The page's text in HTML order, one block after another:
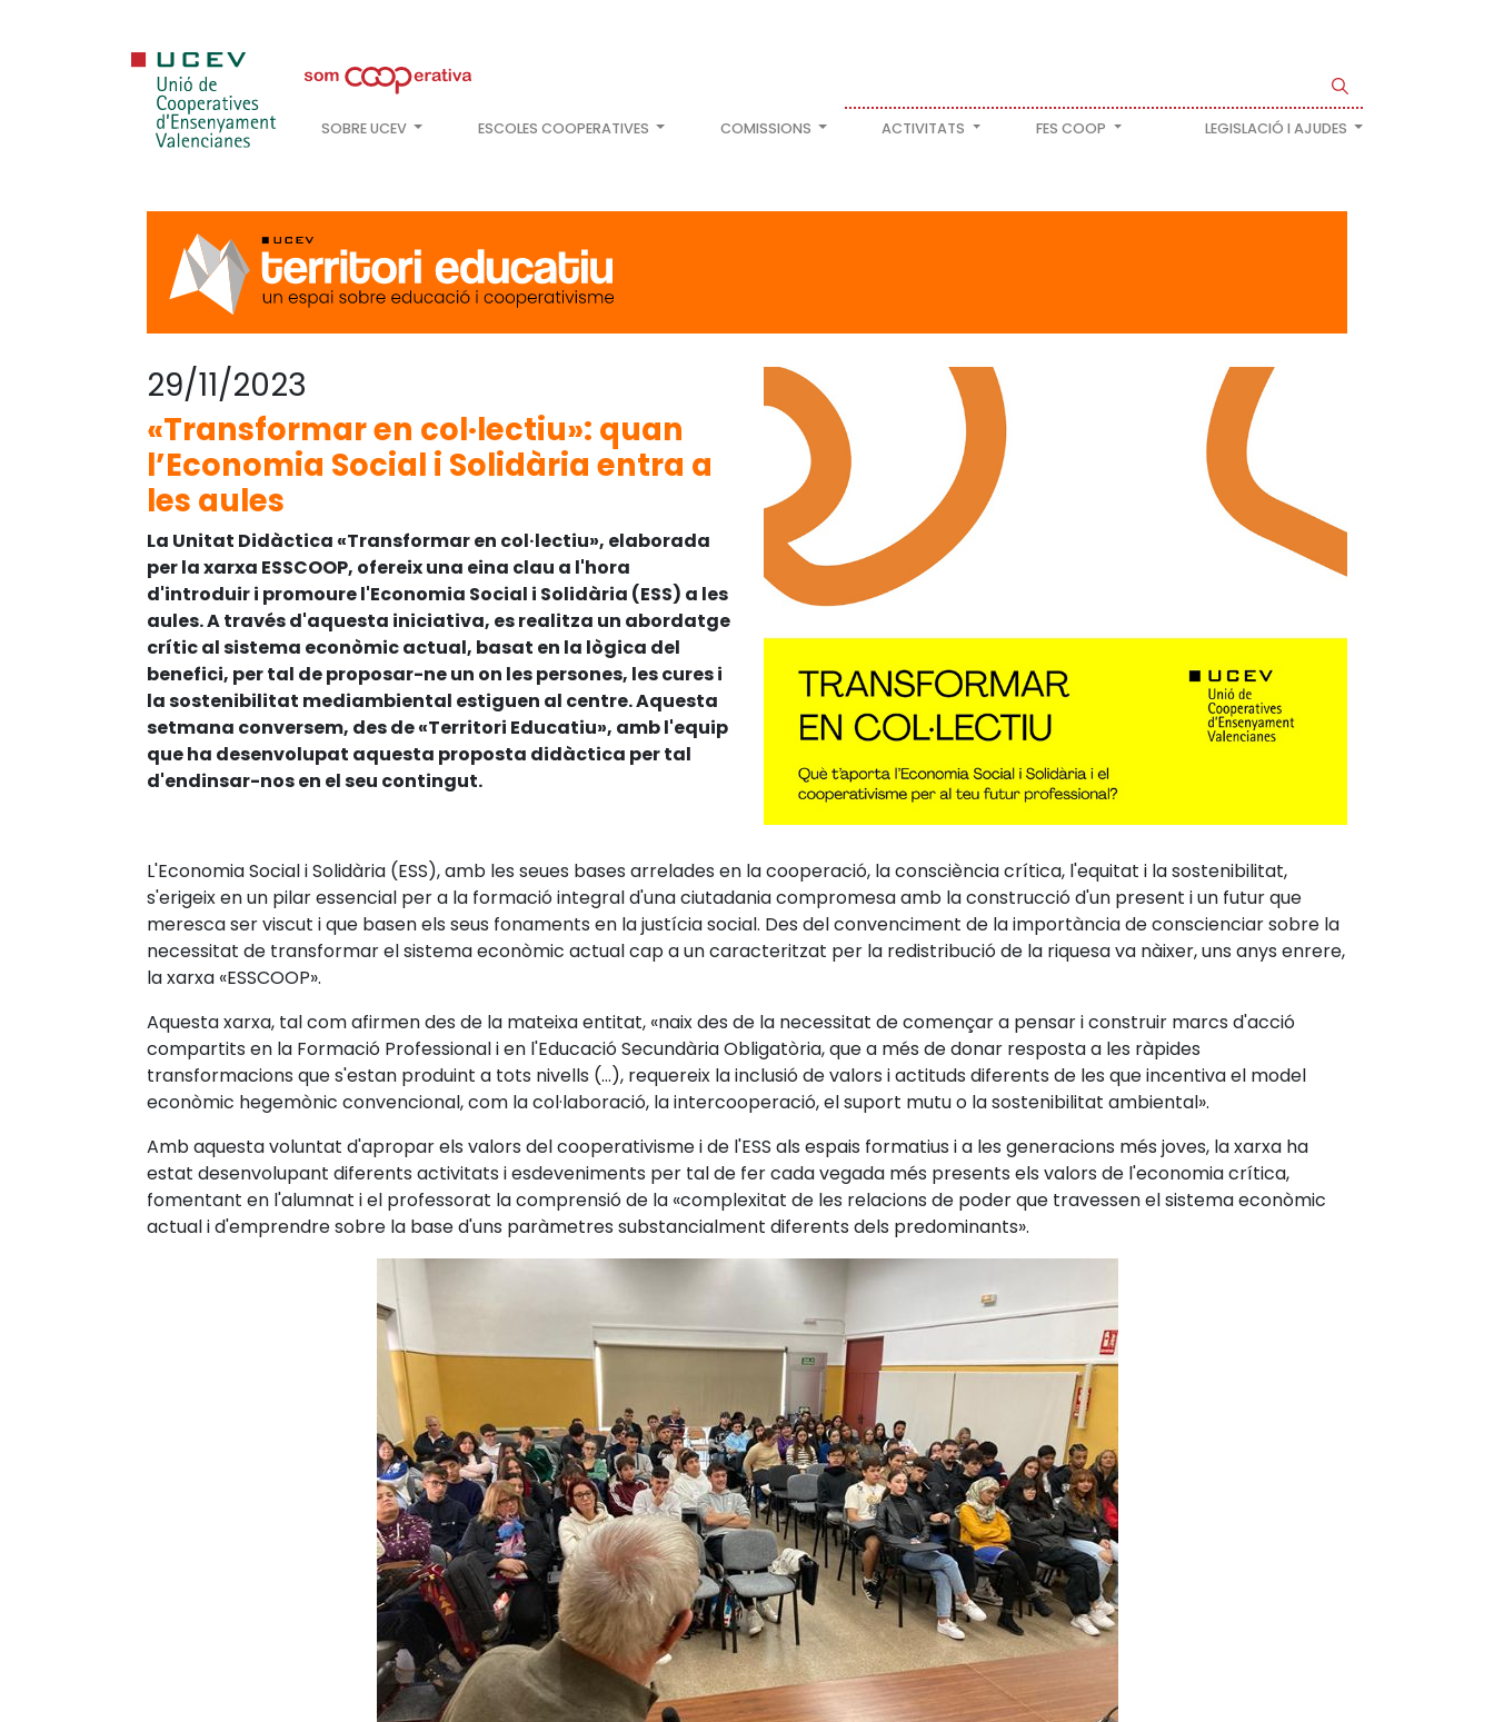
SOBRE UCEV ESCOLES COOPERATIVES COMISSIONS ACTIVITATS FES COOP LEGISLACIÓ I AJUDES
29/11/2023
«Transformar en col·lectiu»: quan
l’Economia Social i Solidària entra a
les aules
La Unitat Didàctica «Transformar en col·lectiu», elaborada
per la xarxa ESSCOOP, ofereix una eina clau a l'hora
d'introduir i promoure l'Economia Social i Solidària (ESS) a les
aules. A través d'aquesta iniciativa, es realitza un abordatge
crític al sistema econòmic actual, basat en la lògica del
benefici, per tal de proposar-ne un on les persones, les cures i
la sostenibilitat mediambiental estiguen al centre. Aquesta
setmana conversem, des de «Territori Educatiu», amb l'equip
que ha desenvolupat aquesta proposta didàctica per tal
d'endinsar-nos en el seu contingut.
L'Economia Social i Solidària (ESS), amb les seues bases arrelades en la cooperació, la consciència crítica, l'equitat i la sostenibilitat,
s'erigeix en un pilar essencial per a la formació integral d'una ciutadania compromesa amb la construcció d'un present i un futur que
meresca ser viscut i que basen els seus fonaments en la justícia social. Des del convenciment de la importància de conscienciar sobre la
necessitat de transformar el sistema econòmic actual cap a un caracteritzat per la redistribució de la riquesa va nàixer, uns anys enrere,
la xarxa «ESSCOOP».
Aquesta xarxa, tal com afirmen des de la mateixa entitat, «naix des de la necessitat de començar a pensar i construir marcs d'acció
compartits en la Formació Professional i en l'Educació Secundària Obligatòria, que a més de donar resposta a les ràpides
transformacions que s'estan produint a tots nivells (...), requereix la inclusió de valors i actituds diferents de les que incentiva el model
econòmic hegemònic convencional, com la col·laboració, la intercooperació, el suport mutu o la sostenibilitat ambiental».
Amb aquesta voluntat d'apropar els valors del cooperativisme i de l'ESS als espais formatius i a les generacions més joves, la xarxa ha
estat desenvolupant diferents activitats i esdeveniments per tal de fer cada vegada més presents els valors de l'economia crítica,
fomentant en l'alumnat i el professorat la comprensió de la «complexitat de les relacions de poder que travessen el sistema econòmic
actual i d'emprendre sobre la base d'uns paràmetres substancialment diferents dels predominants».